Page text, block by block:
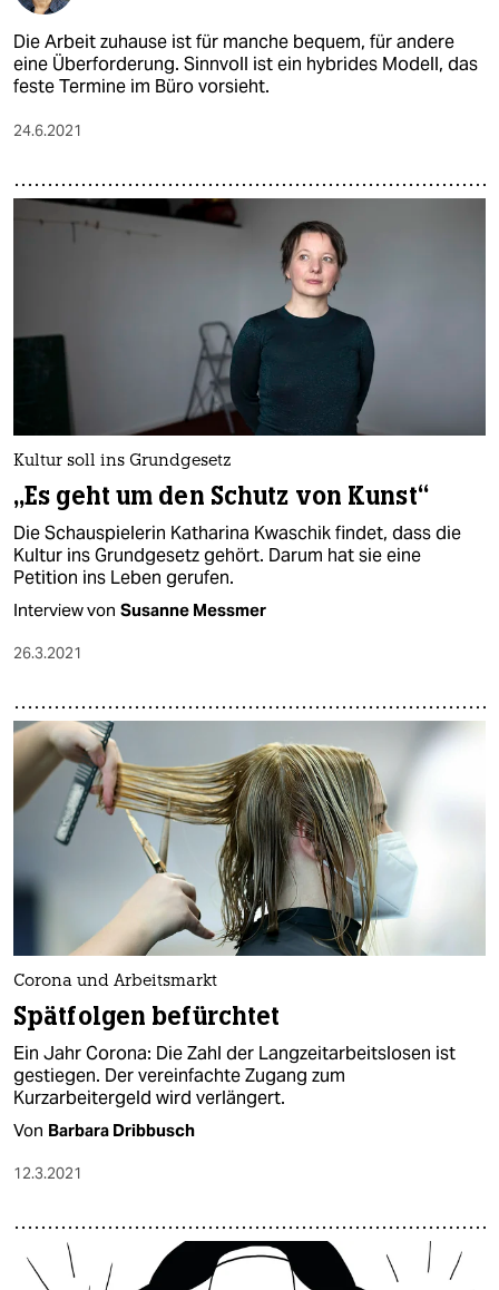
Die Arbeit zuhause ist für manche bequem, für andere
eine Überforderung. Sinnvoll ist ein hybrides Modell, das
feste Termine im Büro vorsieht.
24.6.2021
Kultur soll ins Grundgesetz
„Es geht um den Schutz von Kunst“
Die Schauspielerin Katharina Kwaschik findet, dass die
Kultur ins Grundgesetz gehört. Darum hat sie eine
Petition ins Leben gerufen.
Interview von Susanne Messmer
26.3.2021
Corona und Arbeitsmarkt
Spätfolgen befürchtet
Ein Jahr Corona: Die Zahl der Langzeitarbeitslosen ist
gestiegen. Der vereinfachte Zugang zum
Kurzarbeitergeld wird verlängert.
Von Barbara Dribbusch
12.3.2021